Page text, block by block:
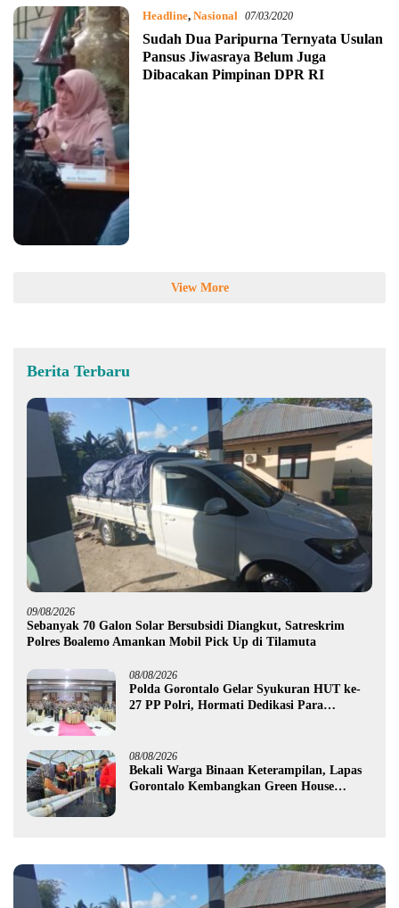
Headline, Nasional 07/03/2020
Sudah Dua Paripurna Ternyata Usulan
Pansus Jiwasraya Belum Juga
Dibacakan Pimpinan DPR RI
View More
Berita Terbaru
09/08/2026
Sebanyak 70 Galon Solar Bersubsidi Diangkut, Satreskrim
Polres Boalemo Amankan Mobil Pick Up di Tilamuta
08/08/2026
Polda Gorontalo Gelar Syukuran HUT ke-
27 PP Polri, Hormati Dedikasi Para
08/08/2026
Bekali Warga Binaan Keterampilan, Lapas
Gorontalo Kembangkan Green House